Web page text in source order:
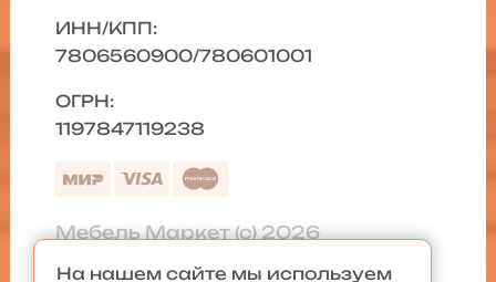
ИНН/КПП:
7806560900/780601001
ОГРН:
1197847119238
Мебель Маркет (с) 2026
На нашем сайте мы используем